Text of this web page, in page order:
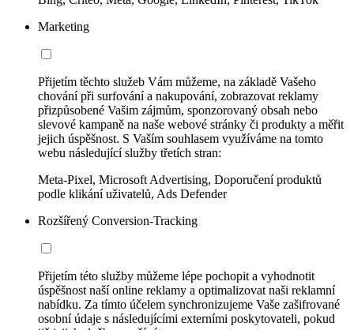
Marketing
Přijetím těchto služeb Vám můžeme, na základě Vašeho
chování při surfování a nakupování, zobrazovat reklamy
přizpůsobené Vašim zájmům, sponzorovaný obsah nebo
slevové kampaně na naše webové stránky či produkty a měřit
jejich úspěšnost. S Vaším souhlasem využíváme na tomto
webu následující služby třetích stran:
Meta-Pixel, Microsoft Advertising, Doporučení produktů
podle klikání uživatelů, Ads Defender
Rozšířený Conversion-Tracking
Přijetím této služby můžeme lépe pochopit a vyhodnotit
úspěšnost naší online reklamy a optimalizovat naši reklamní
nabídku. Za tímto účelem synchronizujeme Vaše zašifrované
osobní údaje s následujícími externími poskytovateli, pokud